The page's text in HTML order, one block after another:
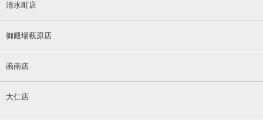
清水町店
御殿場萩原店
函南店
大仁店